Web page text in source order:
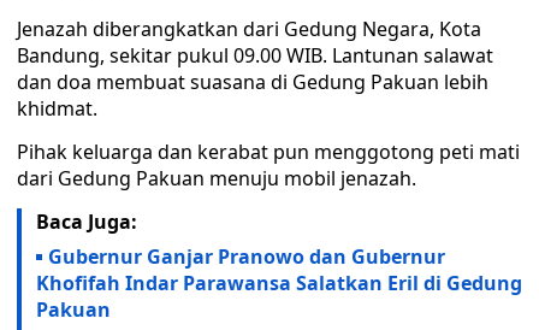
Jenazah diberangkatkan dari Gedung Negara, Kota
Bandung, sekitar pukul 09.00 WIB. Lantunan salawat
dan doa membuat suasana di Gedung Pakuan lebih
khidmat.
Pihak keluarga dan kerabat pun menggotong peti mati
dari Gedung Pakuan menuju mobil jenazah.
Baca Juga:
Gubernur Ganjar Pranowo dan Gubernur
Khofifah Indar Parawansa Salatkan Eril di Gedung
Pakuan